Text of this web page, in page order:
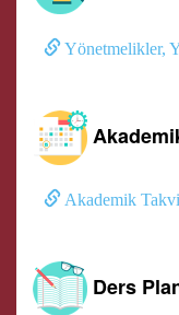
Yönetmelikler,
Akademik
Ders